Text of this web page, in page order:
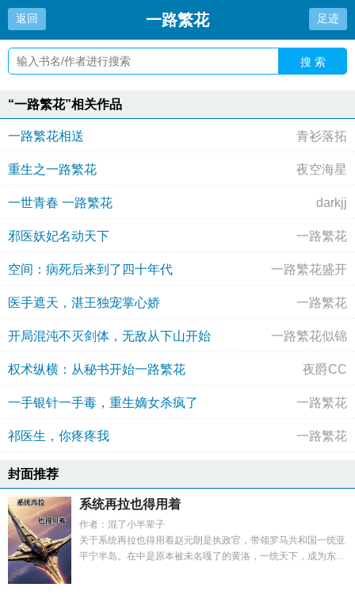
返回 一路繁花 足迹
搜 索
“一路繁花”相关作品
一路繁花相送 青衫落拓
重生之一路繁花 夜空海星
一世青春 一路繁花 darkjj
邪医妖妃名动天下 一路繁花
空间：病死后来到了四十年代 一路繁花盛开
医手遮天，湛王独宠掌心娇 一路繁花
开局混沌不灭剑体，无敌从下山开始 一路繁花似锦
权术纵横：从秘书开始一路繁花 夜爵CC
一手银针一手毒，重生嫡女杀疯了 一路繁花
祁医生，你疼疼我 一路繁花
封面推荐
系统再拉也得用着
作者：混了小半辈子
关于系统再拉也得用着赵元朗是执政官，带领罗马共和国一统亚
平宁半岛。在中是原本被未名嘎了的黄洛，一统天下，成为东...